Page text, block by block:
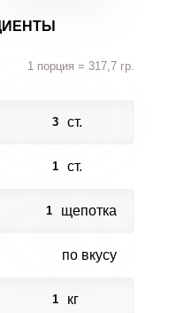
1 порция = 317,7 гр.
3 ст.
1 ст.
1 щепотка
по вкусу
1 кг